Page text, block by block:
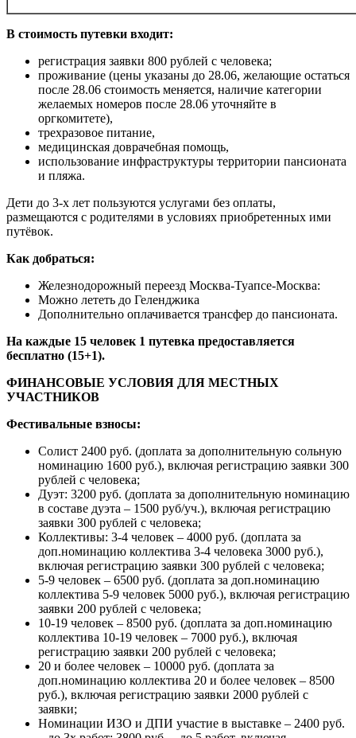
В стоимость путевки входит:
регистрация заявки 800 рублей с человека;
проживание (цены указаны до 28.06, желающие остаться
после 28.06 стоимость меняется, наличие категории
желаемых номеров после 28.06 уточняйте в
оргкомитете),
трехразовое питание,
медицинская доврачебная помощь,
использование инфраструктуры территории пансионата
и пляжа.
Дети до 3-х лет пользуются услугами без оплаты,
размещаются с родителями в условиях приобретенных ими
путёвок.
Как добраться:
Железнодорожный переезд Москва-Туапсе-Москва:
Можно лететь до Геленджика
Дополнительно оплачивается трансфер до пансионата.
На каждые 15 человек 1 путевка предоставляется
бесплатно (15+1).
ФИНАНСОВЫЕ УСЛОВИЯ ДЛЯ МЕСТНЫХ
УЧАСТНИКОВ
Фестивальные взносы:
Солист 2400 руб. (доплата за дополнительную сольную
номинацию 1600 руб.), включая регистрацию заявки 300
рублей с человека;
Дуэт: 3200 руб. (доплата за дополнительную номинацию
в составе дуэта – 1500 руб/уч.), включая регистрацию
заявки 300 рублей с человека;
Коллективы: 3-4 человек – 4000 руб. (доплата за
доп.номинацию коллектива 3-4 человека 3000 руб.),
включая регистрацию заявки 300 рублей с человека;
5-9 человек – 6500 руб. (доплата за доп.номинацию
коллектива 5-9 человек 5000 руб.), включая регистрацию
заявки 200 рублей с человека;
10-19 человек – 8500 руб. (доплата за доп.номинацию
коллектива 10-19 человек – 7000 руб.), включая
регистрацию заявки 200 рублей с человека;
20 и более человек – 10000 руб. (доплата за
доп.номинацию коллектива 20 и более человек – 8500
руб.), включая регистрацию заявки 2000 рублей с
заявки;
Номинации ИЗО и ДПИ участие в выставке – 2400 руб.